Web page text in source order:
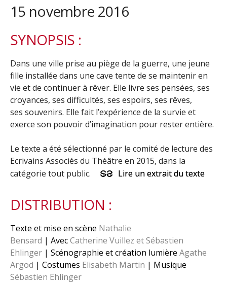
15 novembre 2016
SYNOPSIS :
Dans une ville prise au piège de la guerre, une jeune
fille installée dans une cave tente de se maintenir en
vie et de continuer à rêver. Elle livre ses pensées, ses
croyances, ses difficultés, ses espoirs, ses rêves,
ses souvenirs. Elle fait l’expérience de la survie et
exerce son pouvoir d’imagination pour rester entière.
Le texte a été sélectionné par le comité de lecture des
Ecrivains Associés du Théâtre en 2015, dans la
catégorie tout public.
Lire un extrait du texte
DISTRIBUTION :
Texte et mise en scène Nathalie
Bensard | AvecCatherine Vuillez et Sébastien
Ehlinger | Scénographie et création lumière Agathe
Argod | Costumes Elisabeth Martin | Musique
Sébastien Ehlinger